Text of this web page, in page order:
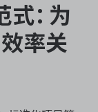
：为
率关